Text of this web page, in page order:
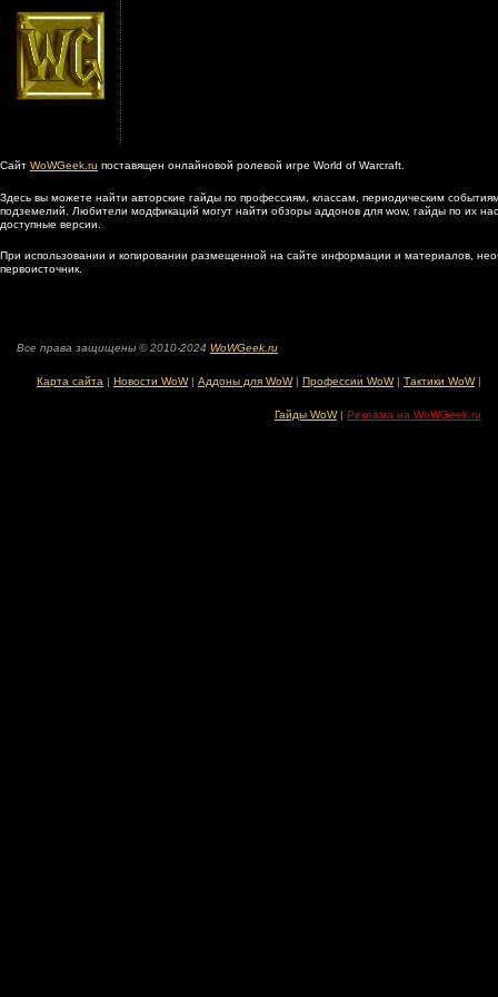
Сайт WoWGeek.ru поставящен онлайновой ролевой игре World of Warcraft.
Здесь вы можете найти авторские гайды по профессиям, классам, периодическим
подземелий. Любители модфикаций могут найти обзоры аддонов для wow, гайды по их
доступные версии.
При использовании и копировании размещенной на сайте информации и материалов,
первоисточник.
Все права защищены © 2010-2024 WoWGeek.ru
Карта сайта | Новости WoW| Аддоны для WoW| Профессии WoW| Тактики WoW|
Гайды WoW| Реклама на WoWGeek.ru